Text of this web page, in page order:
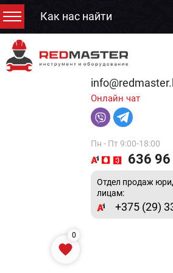
Как нас найти
Онлайн чат
Пн - Пт 9:00-18:00
636 96
Отдел продаж
лицам:
+375 (29)
0